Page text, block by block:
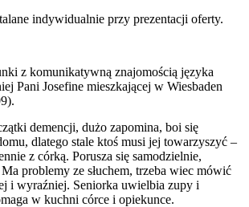
indywidualnie przy prezentacji oferty.
z komunikatywną znajomością języka
Pani Josefine mieszkającej w Wiesbaden
demencji, dużo zapomina, boi się
dlatego stale ktoś musi jej towarzyszyć –
z córką. Porusza się samodzielnie,
problemy ze słuchem, trzeba wiec mówić
i wyraźniej. Seniorka uwielbia zupy i
w kuchni córce i opiekunce.